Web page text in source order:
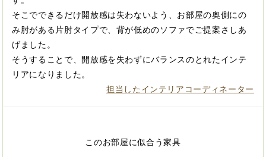
そこでできるだけ開放感は失わないよう、お部屋の奥側にの
み肘がある片肘タイプで、背が低めのソファでご提案さしあ
げました。
そうすることで、開放感を失わずにバランスのとれたインテ
リアになりました。
担当したインテリアコーディネーター
このお部屋に似合う家具